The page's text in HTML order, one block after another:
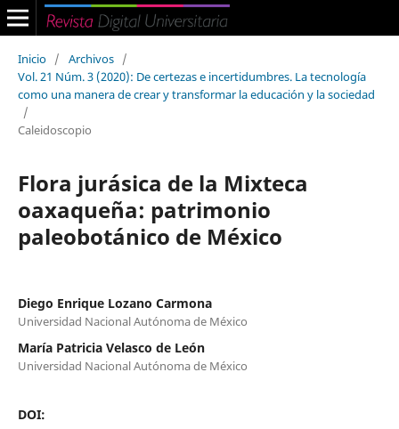
Inicio / Archivos /
Vol. 21 Núm. 3 (2020): De certezas e incertidumbres. La tecnología
como una manera de crear y transformar la educación y la sociedad
/
Caleidoscopio
Flora jurásica de la Mixteca
oaxaqueña: patrimonio
paleobotánico de México
Diego Enrique Lozano Carmona
Universidad Nacional Autónoma de México
María Patricia Velasco de León
Universidad Nacional Autónoma de México
DOI: